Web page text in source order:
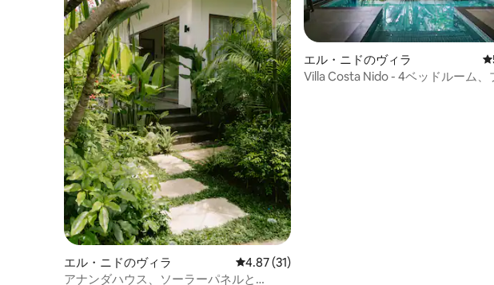
エル・ニドのヴィラ レビュー31件、5つ星中4.87つ星の平均評価
4.87 (31)
アナンダハウス、ソーラーパネルと
エル・ニドのヴィラ
Villa Costa Nido - 4ベッドルーム、